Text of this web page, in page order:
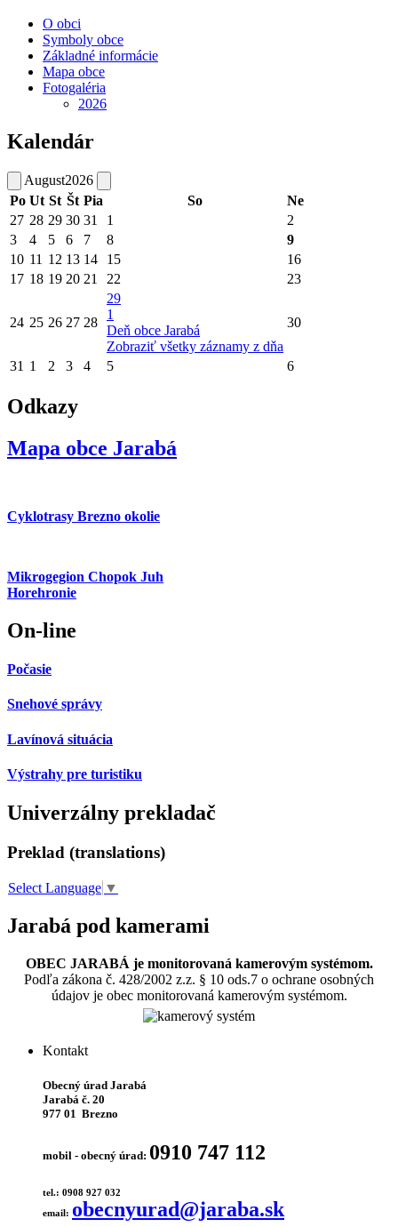
O obci
Symboly obce
Základné informácie
Mapa obce
Fotogaléria
2026
Kalendár
August2026
Po Ut St Št Pia So
Ne
27 28 29 30 31 1
2
3
4 5 6 7 8
9
10 11 12 13 14 15
16
17 18 19 20 21 22 23
24 25 26 27 28
29
1
Deň obce Jarabá
Zobraziť všetky záznamy z dňa
30
31 1 2 3 4 5 6
Odkazy
Mapa obce Jarabá
Cyklotrasy Brezno okolie
Mikrogegion Chopok Juh
Horehronie
On-line
Počasie
Snehové správy
Lavínová situácia
Výstrahy pre turistiku
Univerzálny prekladač
Preklad (translations)
Select Language ▼
Jarabá pod kamerami
OBEC JARABÁ je monitorovaná kamerovým systémom.
Podľa zákona č. 428/2002 z.z. § 10 ods.7 o ochrane osobných
údajov je obec monitorovaná kamerovým systémom.
Kontakt
Obecný úrad Jarabá
Jarabá č. 20
977 01 Brezno
mobil - obecný úrad: 0910 747 112
tel.: 0908 927 032
email: obecnyurad@jaraba.sk